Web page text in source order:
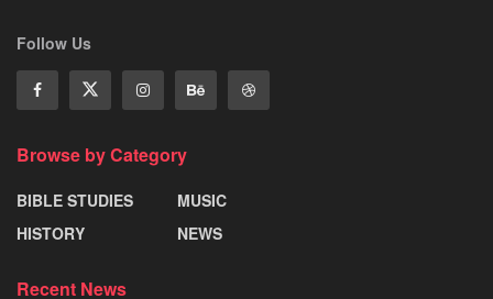
Follow Us
Browse by Category
BIBLE STUDIES
HISTORY
MUSIC
NEWS
Recent News